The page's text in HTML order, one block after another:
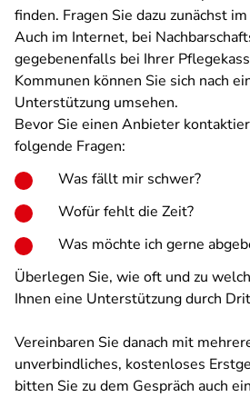
finden. Fragen Sie dazu zunächst
Auch im Internet, bei
gegebenenfalls bei Ihrer
Kommunen können Sie sich nach
Unterstützung umsehen.
Bevor Sie einen Anbieter
folgende Fragen:
Was fällt mir schwer?
Wofür fehlt die Zeit?
Was möchte ich gerne
Überlegen Sie, wie oft und zu
Ihnen eine Unterstützung durch
Vereinbaren Sie danach mit
unverbindliches, kostenloses
bitten Sie zu dem Gespräch auch